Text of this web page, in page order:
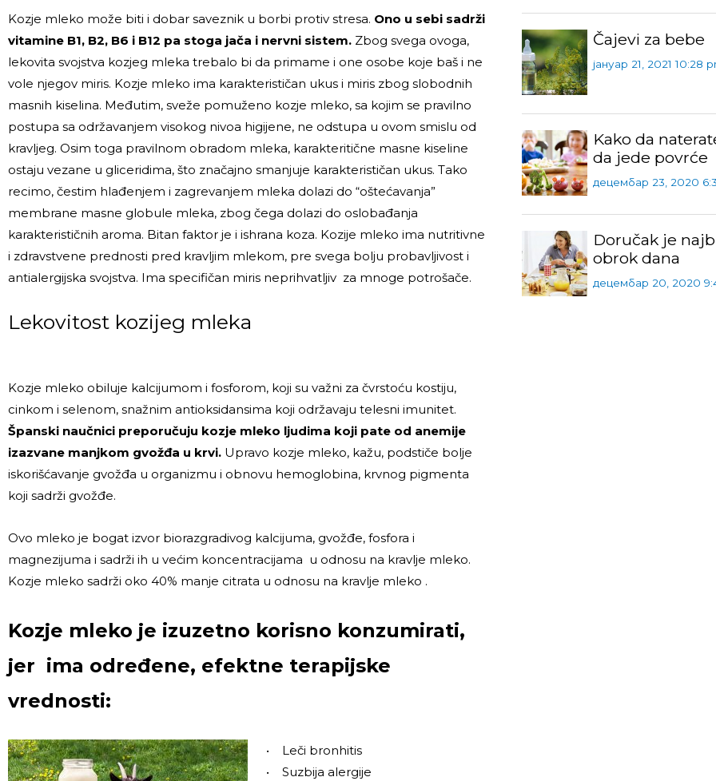
Kozje mleko može biti i dobar saveznik u borbi protiv stresa. Ono u sebi sadrži
vitamine B1, B2, B6 i B12 pa stoga jača i nervni sistem. Zbog svega ovoga,
lekovita svojstva kozjeg mleka trebalo bi da primame i one osobe koje baš i ne
vole njegov miris. Kozje mleko ima karakterističan ukus i miris zbog slobodnih
masnih kiselina. Međutim, sveže pomuženo kozje mleko, sa kojim se pravilno
postupa sa održavanjem visokog nivoa higijene, ne odstupa u ovom smislu od
kravljeg. Osim toga pravilnom obradom mleka, karakteritične masne kiseline
ostaju vezane u gliceridima, što značajno smanjuje karakterističan ukus. Tako
recimo, čestim hlađenjem i zagrevanjem mleka dolazi do “oštećavanja”
membrane masne globule mleka, zbog čega dolazi do oslobađanja
karakterističnih aroma. Bitan faktor je i ishrana koza. Kozije mleko ima nutritivne
i zdravstvene prednosti pred kravljim mlekom, pre svega bolju probavljivost i
antialergijska svojstva. Ima specifičan miris neprihvatljiv za mnoge potrošače.
Lekovitost kozijeg mleka
Kozje mleko obiluje kalcijumom i fosforom, koji su važni za čvrstoću kostiju,
cinkom i selenom, snažnim antioksidansima koji održavaju telesni imunitet.
Španski naučnici preporučuju kozje mleko ljudima koji pate od anemije
izazvane manjkom gvožđa u krvi. Upravo kozje mleko, kažu, podstiče bolje
iskorišćavanje gvožđa u organizmu i obnovu hemoglobina, krvnog pigmenta
koji sadrži gvožđe.
Ovo mleko je bogat izvor biorazgradivog kalcijuma, gvožđe, fosfora i
magnezijuma i sadrži ih u većim koncentracijama u odnosu na kravlje mleko.
Kozje mleko sadrži oko 40% manje citrata u odnosu na kravlje mleko .
Kozje mleko je izuzetno korisno konzumirati,
jer ima određene, efektne terapijske
vrednosti:
• Leči bronhitis
• Suzbija alergije
Čajevi za bebe
јануар 21, 2021 10:28
Kako da
da jede povrće
децембар 23, 2020
Doručak je
obrok dana
децембар 20, 2020